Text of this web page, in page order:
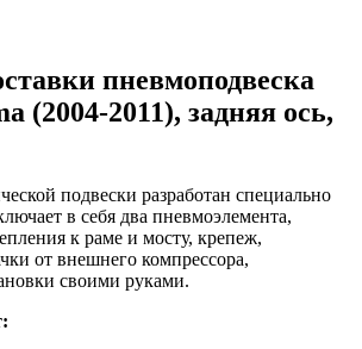
пневмоподвеска
(2004-2011), задняя ось,
подвески разработан специально
в себя два пневмоэлемента,
к раме и мосту, крепеж,
от внешнего компрессора,
своими руками.